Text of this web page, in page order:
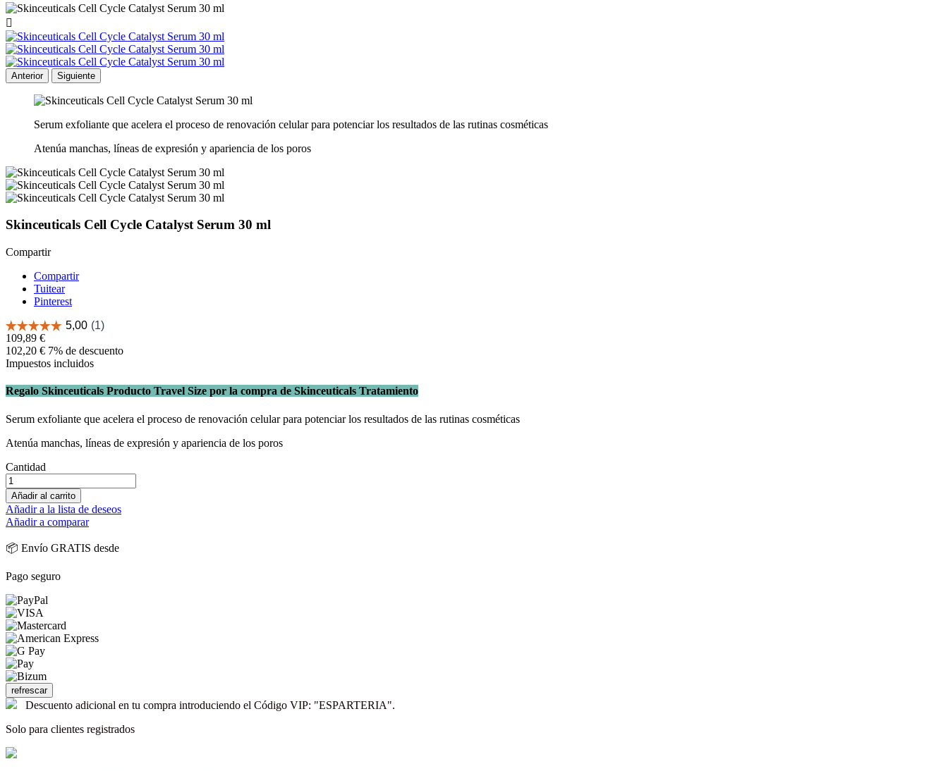

Anterior Siguiente
Serum exfoliante que acelera el proceso de renovación celular para potenciar los resultados de las rutinas cosméticas
Atenúa manchas, líneas de expresión y apariencia de los poros
Skinceuticals Cell Cycle Catalyst Serum 30 ml
Compartir
Compartir
Tuitear
Pinterest
109,89 €
102,20 € 7% de descuento
Impuestos incluidos
Regalo Skinceuticals Producto Travel Size por la compra de Skinceuticals Tratamiento
Serum exfoliante que acelera el proceso de renovación celular para potenciar los resultados de las rutinas cosméticas
Atenúa manchas, líneas de expresión y apariencia de los poros
Cantidad
Añadir al carrito
Añadir a la lista de deseos
Añadir a comparar
📦 Envío GRATIS desde
Pago seguro
Descuento adicional en tu compra introduciendo el Código VIP: "ESPARTERIA".
Solo para clientes registrados